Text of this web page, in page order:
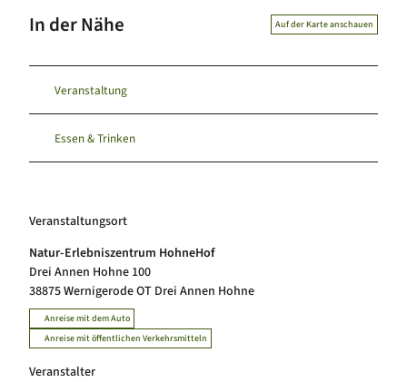
In der Nähe Auf der Karte anschauen
Veranstaltung
Essen & Trinken
Veranstaltungsort
Natur-Erlebniszentrum HohneHof
Drei Annen Hohne 100
38875Wernigerode OT Drei Annen Hohne
Anreise mit dem Auto
Anreise mit öffentlichen Verkehrsmitteln
Veranstalter